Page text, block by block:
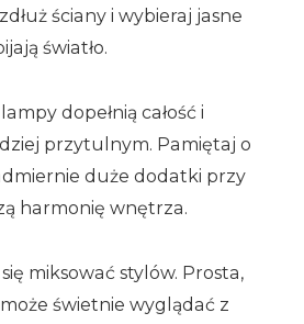
ściany i wybieraj jasne
światło.
dopełnią całość i
przytulnym. Pamiętaj o
duże dodatki przy
harmonię wnętrza.
miksować stylów. Prosta,
świetnie wyglądać z